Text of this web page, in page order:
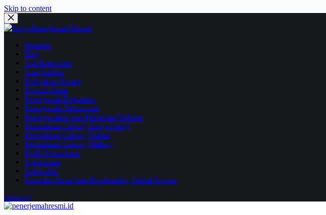
Skip to content
Beranda
Blog
Jasa Interpreter
Jasa Subtitle
Kebijakan Privasi
Kontak Kami
Penerjemah Dokumen
Penerjemah Tersumpah
Penerjemahan dan Pelokalan Website
Perusahaan Cabang Banyuwangi
Perusahaan Cabang Batam
Perusahaan Cabang Malang
Profil Perusahaan
Spesialisasi
Subscriber
Translate Jurnal dan Proofreading Jurnal Scopus
hubungi